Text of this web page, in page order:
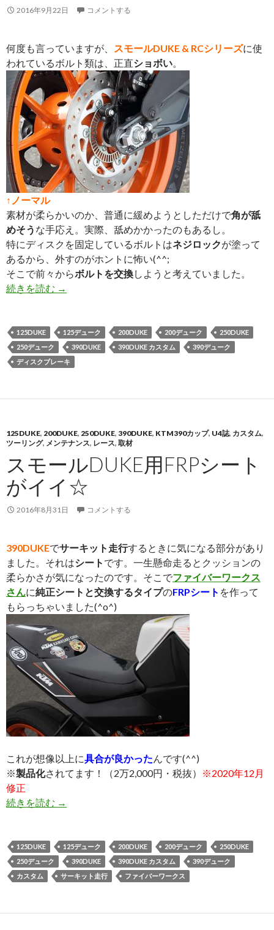
2016年9月22日 コメントする
何度も言っていますが、 スモールDUKE & RCシリーズに使
われているボルト類は、正直ショボい。
↑ノーマル
素材が柔らかいのか、普通に緩めようとしただけで角が舐
めそう な手応え。実際、舐めかかったのもあるし。
特にディスクを固定しているボルトはネジロックが塗って
あるから、外すのがホントに怖い(^^;
そこで前々からボルトを交換しようと考えていました。
続きを読む リヤディスク固定ボルト交換！
→
125DUKE 125デューク 200DUKE 200デューク
250DUKE
250デューク
390DUKE 390DUKE カスタム
390デューク
ディスクブレーキ
125DUKE, 200DUKE, 250DUKE, 390DUKE, KTM390カップ, U4誌, カスタム,
ツーリング, メンテナンス, レース, 取材
スモールDUKE用FRPシート
がイイ☆
2016年8月31日 コメントする
390DUKEでサーキット走行するときに気になる部分があり
ました。それはシート です。一生懸命走るとクッションの
柔らかさが気になったのです。そこでファイバーワークス
さんに純正シートと交換するタイプのFRPシート を作って
もらっちゃいました(^o^)
これが想像以上に具合が良かったんです(^^)
※製品化されてます！（2万2,000円・税抜）
※2020年12月
修正
続きを読む スモールDUKE用FRPシートがイイ☆
→
125DUKE 125デューク 200DUKE 200デューク
250DUKE
250デューク
390DUKE 390DUKE カスタム
390デューク
カスタム
サーキット走行 ファイバーワークス